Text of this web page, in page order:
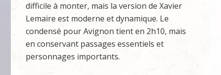
difficile à monter, mais la version de Xavier
Lemaire est moderne et dynamique. Le
condensé pour Avignon tient en 2h10, mais
en conservant passages essentiels et
personnages importants.